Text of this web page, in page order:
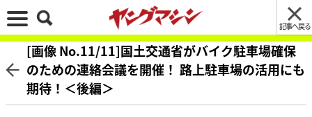
記事へ戻る
[画像 No.11/11]国土交通省がバイク駐車場確保
のための連絡会議を開催！ 路上駐車場の活用にも
期待！＜後編＞